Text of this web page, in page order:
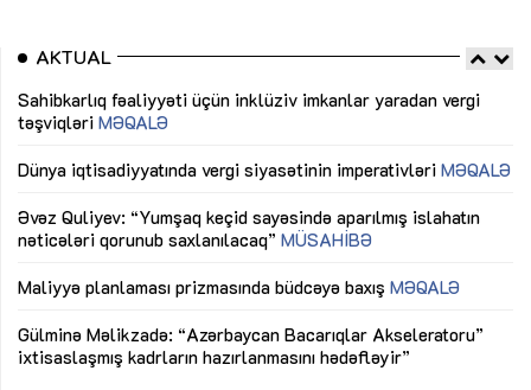
AKTUAL
Sahibkarlıq fəaliyyəti üçün inklüziv imkanlar yaradan vergi
təşviqləri MƏQALƏ
Dünya iqtisadiyyatında vergi siyasətinin imperativləri MƏQALƏ
Əvəz Quliyev: “Yumşaq keçid sayəsində aparılmış islahatın
nəticələri qorunub saxlanılacaq” MÜSAHİBƏ
Maliyyə planlaması prizmasında büdcəyə baxış MƏQALƏ
Gülminə Məlikzadə: “Azərbaycan Bacarıqlar Akseleratoru”
ixtisaslaşmış kadrların hazırlanmasını hədəfləyir”